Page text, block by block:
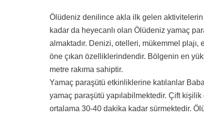
Ölüdeniz denilince akla ilk gelen
kadar da heyecanlı olan Ölüdeniz yamaç
almaktadır. Denizi, otelleri, mükemmel plajı,
öne çıkan özelliklerindendir. Bölgenin en
metre rakıma sahiptir.
Yamaç paraşütü etkinliklerine katılanlar
yamaç paraşütü yapılabilmektedir. Çift
ortalama 30-40 dakika kadar sürmektedir.